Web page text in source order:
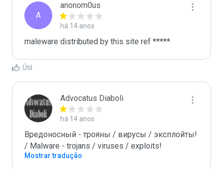
A
anonom0us
há 14 anos
maleware distributed by this site ref *****
Útil
Advocatus Diaboli
há 14 anos
Вредоносный - трояны / вирусы / эксплойты!
/ Malware - trojans / viruses / exploits!
Mostrar tradução